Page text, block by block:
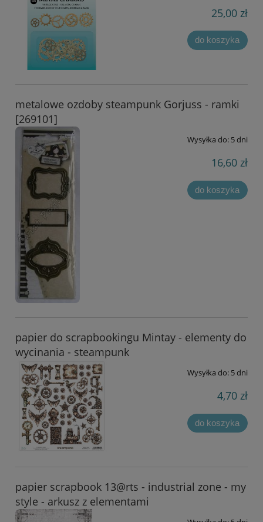
25,00 zł
do koszyka
metalowe ozdoby steampunk Gorjuss - ramki
[269101]
Wysyłka do: 5 dni
16,60 zł
do koszyka
papier do scrapbookingu Mintay - elementy do
wycinania - steampunk
Wysyłka do: 5 dni
4,70 zł
do koszyka
papier scrapbook 13@rts - industrial zone - my
style - arkusz z elementami